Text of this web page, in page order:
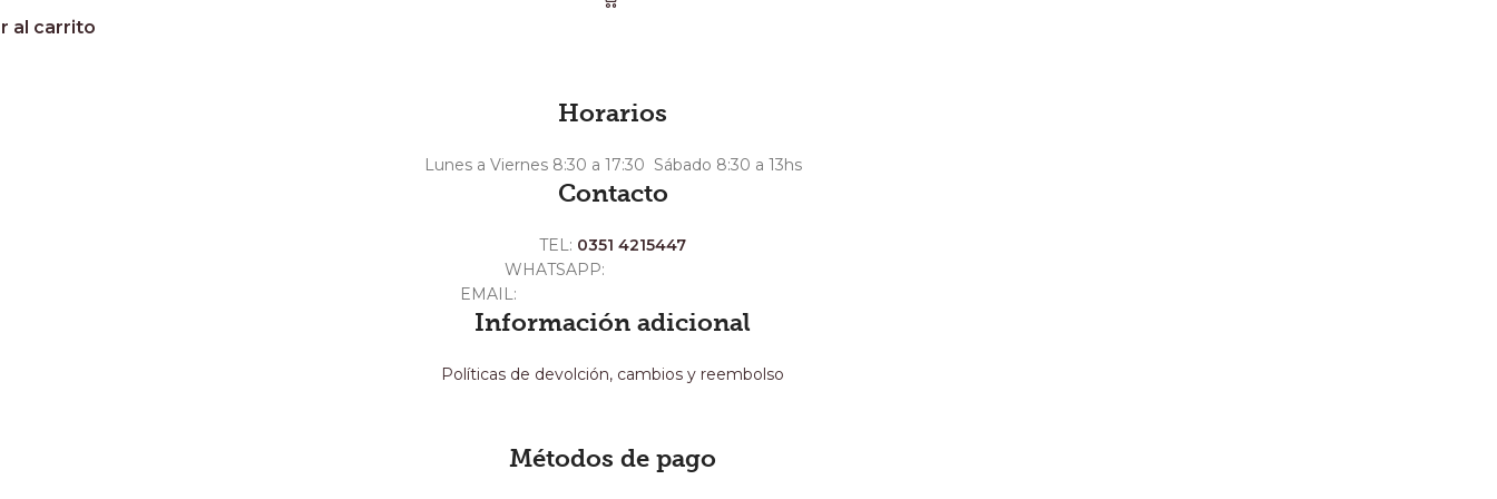
al carrito
Horarios
Lunes a Viernes 8:30 a 17:30 Sábado 8:30 a 13hs
Contacto
TEL: 0351 4215447
WHATSAPP:
EMAIL:
Información adicional
Políticas de devolción, cambios y reembolso
Métodos de pago